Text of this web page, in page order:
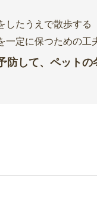
したうえで散歩する
一定に保つための工
防して、ペットの